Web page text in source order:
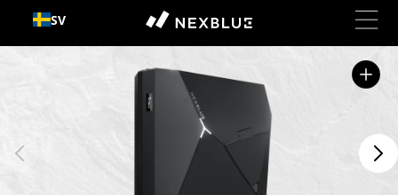
Gå till
innehållet
SV
Öppna